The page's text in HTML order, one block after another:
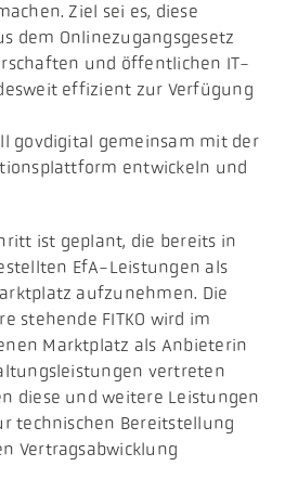
Ziel sei es, diese
dem Onlinezugangsgesetz
und öffentlichen IT-
effizient zur Verfügung
govdigital gemeinsam mit der
entwickeln und
ist geplant, die bereits in
EfA-Leistungen als
aufzunehmen. Die
stehende FITKO wird im
Marktplatz als Anbieterin
vertreten
diese und weitere Leistungen
technischen Bereitstellung
Vertragsabwicklung